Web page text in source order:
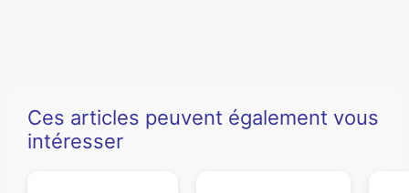
Ces articles peuvent également vous
intéresser